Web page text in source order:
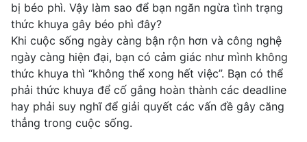
bị béo phì. Vậy làm sao để bạn ngăn ngừa tình trạng
thức khuya gây béo phì đây?
Khi cuộc sống ngày càng bận rộn hơn và công nghệ
ngày càng hiện đại, bạn có cảm giác như mình không
thức khuya thì “không thể xong hết việc”. Bạn có thể
phải thức khuya để cố gắng hoàn thành các deadline
hay phải suy nghĩ để giải quyết các vấn đề gây căng
thẳng trong cuộc sống.